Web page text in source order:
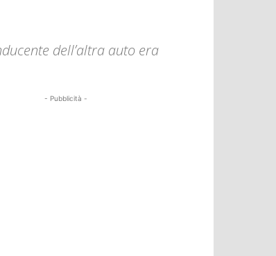
dell’altra auto era
- Pubblicità -